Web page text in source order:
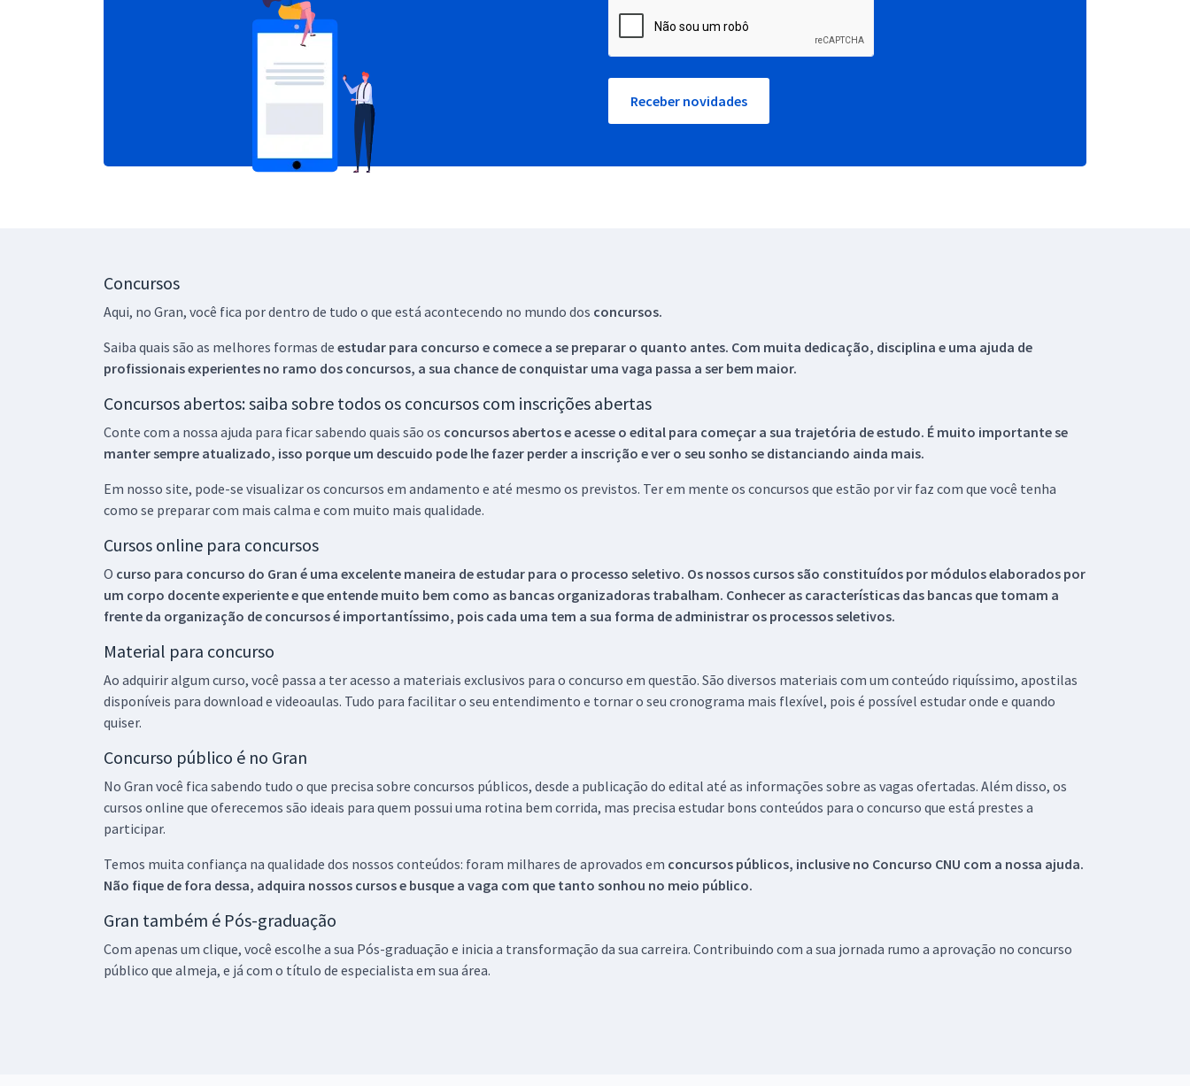
Receber novidades
Concursos
Aqui, no Gran, você fica por dentro de tudo o que está acontecendo no mundo dos concursos.
Saiba quais são as melhores formas de estudar para concurso e comece a se preparar o quanto antes. Com muita dedicação, disciplina e uma ajuda de
profissionais experientes no ramo dos concursos, a sua chance de conquistar uma vaga passa a ser bem maior.
Concursos abertos: saiba sobre todos os concursos com inscrições abertas
Conte com a nossa ajuda para ficar sabendo quais são os concursos abertos e acesse o edital para começar a sua trajetória de estudo. É muito importante se
manter sempre atualizado, isso porque um descuido pode lhe fazer perder a inscrição e ver o seu sonho se distanciando ainda mais.
Em nosso site, pode-se visualizar os concursos em andamento e até mesmo os previstos. Ter em mente os concursos que estão por vir faz com que você tenha
como se preparar com mais calma e com muito mais qualidade.
Cursos online para concursos
O curso para concurso do Gran é uma excelente maneira de estudar para o processo seletivo. Os nossos cursos são constituídos por módulos elaborados por
um corpo docente experiente e que entende muito bem como as bancas organizadoras trabalham. Conhecer as características das bancas que tomam a
frente da organização de concursos é importantíssimo, pois cada uma tem a sua forma de administrar os processos seletivos.
Material para concurso
Ao adquirir algum curso, você passa a ter acesso a materiais exclusivos para o concurso em questão. São diversos materiais com um conteúdo riquíssimo, apostilas
disponíveis para download e videoaulas. Tudo para facilitar o seu entendimento e tornar o seu cronograma mais flexível, pois é possível estudar onde e quando
quiser.
Concurso público é no Gran
No Gran você fica sabendo tudo o que precisa sobre concursos públicos, desde a publicação do edital até as informações sobre as vagas ofertadas. Além disso, os
cursos online que oferecemos são ideais para quem possui uma rotina bem corrida, mas precisa estudar bons conteúdos para o concurso que está prestes a
participar.
Temos muita confiança na qualidade dos nossos conteúdos: foram milhares de aprovados em concursos públicos, inclusive no Concurso CNU com a nossa ajuda.
Não fique de fora dessa, adquira nossos cursos e busque a vaga com que tanto sonhou no meio público.
Gran também é Pós-graduação
Com apenas um clique, você escolhe a sua Pós-graduação e inicia a transformação da sua carreira. Contribuindo com a sua jornada rumo a aprovação no concurso
público que almeja, e já com o título de especialista em sua área.